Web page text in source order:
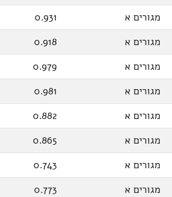
מגורים א 0.931
מגורים א 0.918
מגורים א 0.979
מגורים א 0.981
מגורים א 0.882
מגורים א 0.865
מגורים א 0.743
מגורים א 0.773